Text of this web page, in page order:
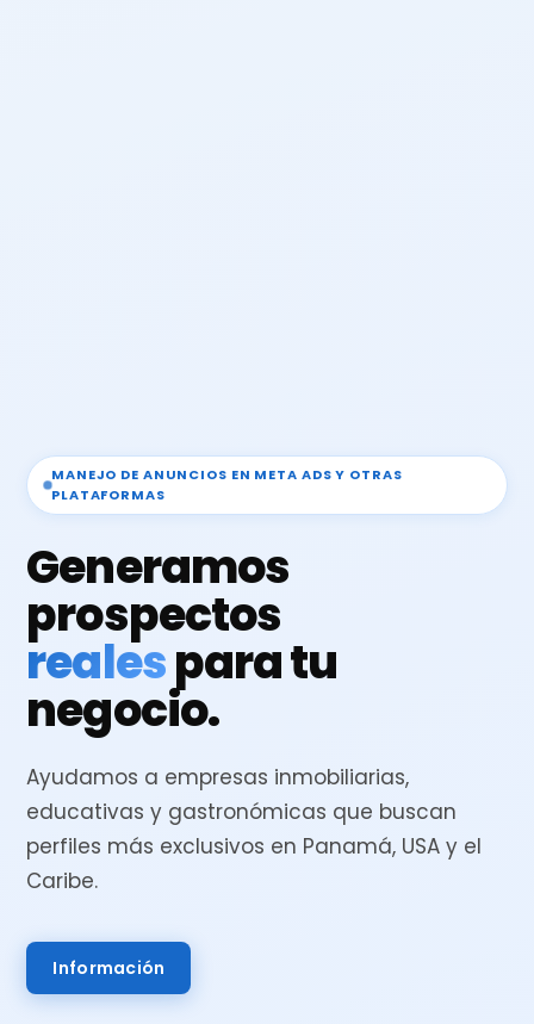
MANEJO DE ANUNCIOS EN META ADS Y OTRAS
PLATAFORMAS
Generamos
prospectos
realespara tu
negocio.
Ayudamos a empresas inmobiliarias,
educativas y gastronómicas que buscan
perfiles más exclusivos en Panamá, USA y el
Caribe.
Información